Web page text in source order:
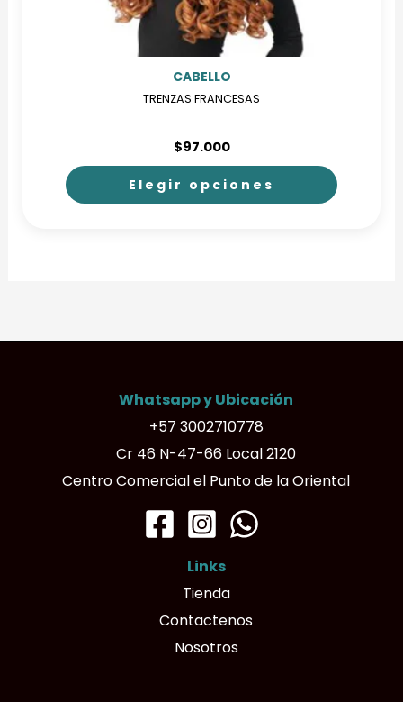
CABELLO
TRENZAS FRANCESAS
$97.000
Elegir opciones
se
pueden
elegir
en
la
página
de
producto
Whatsapp y Ubicación
+57 3002710778
Cr 46 N-47-66 Local 2120
Centro Comercial el Punto de la Oriental
Links
Tienda
Contactenos
Nosotros